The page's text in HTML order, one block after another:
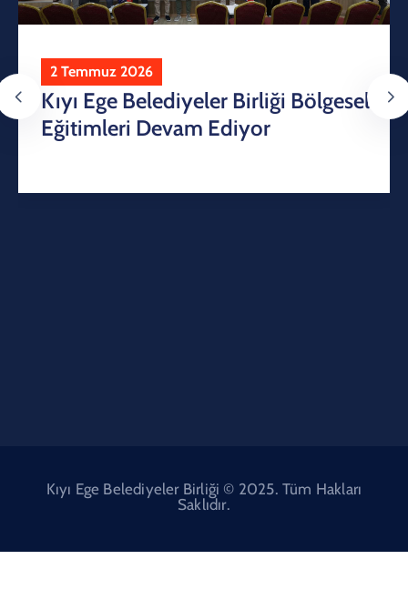
2 Temmuz 2026
Kıyı Ege Belediyeler Birliği Bölgesel
Eğitimleri Devam Ediyor
Kıyı Ege Belediyeler Birliği © 2025. Tüm Hakları
Saklıdır.